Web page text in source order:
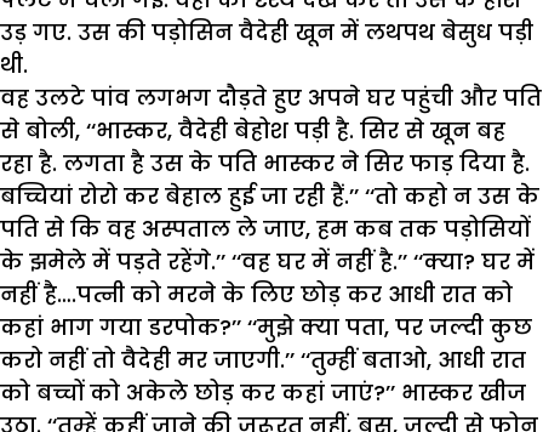
उड़ गए. उस की पड़ोसिन वैदेही खून में लथपथ बेसुध पड़ी
थी.
वह उलटे पांव लगभग दौड़ते हुए अपने घर पहुंची और पति
से बोली, ‘‘भास्कर, वैदेही बेहोश पड़ी है. सिर से खून बह
रहा है. लगता है उस के पति भास्कर ने सिर फाड़ दिया है.
बच्चियां रोरो कर बेहाल हुई जा रही हैं.’’ ‘‘तो कहो न उस के
पति से कि वह अस्पताल ले जाए, हम कब तक पड़ोसियों
के झमेले में पड़ते रहेंगे.’’ ‘‘वह घर में नहीं है.’’ ‘‘क्या? घर में
नहीं है….पत्नी को मरने के लिए छोड़ कर आधी रात को
कहां भाग गया डरपोक?’’ ‘‘मुझे क्या पता, पर जल्दी कुछ
करो नहीं तो वैदेही मर जाएगी.’’ ‘‘तुम्हीं बताओ, आधी रात
को बच्चों को अकेले छोड़ कर कहां जाएं?’’ भास्कर खीज
उठा. ‘‘तुम्हें कहीं जाने की जरूरत नहीं, बस, जल्दी से फोन